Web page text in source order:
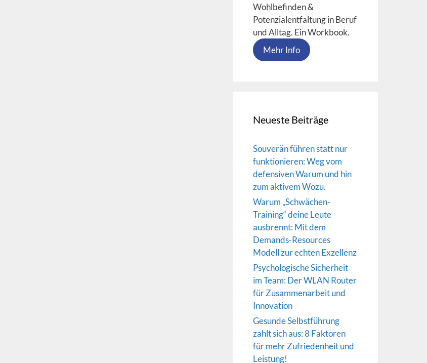
Wohlbefinden &
Potenzialentfaltung in Beruf
und Alltag. Ein Workbook.
Mehr Info
Neueste Beiträge
Souverän führen statt nur
funktionieren: Weg vom
defensiven Warum und hin
zum aktivem Wozu.
Warum „Schwächen-
Training“ deine Leute
ausbrennt: Mit dem
Demands-Resources
Modell zur echten Exzellenz
Psychologische Sicherheit
im Team: Der WLAN Router
für Zusammenarbeit und
Innovation
Gesunde Selbstführung
zahlt sich aus: 8 Faktoren
für mehr Zufriedenheit und
Leistung!